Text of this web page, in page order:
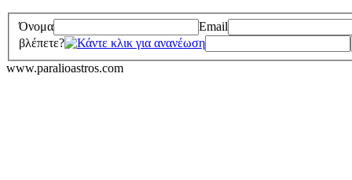
Όνομα
Email
βλέπετε?
www.paralioastros.com